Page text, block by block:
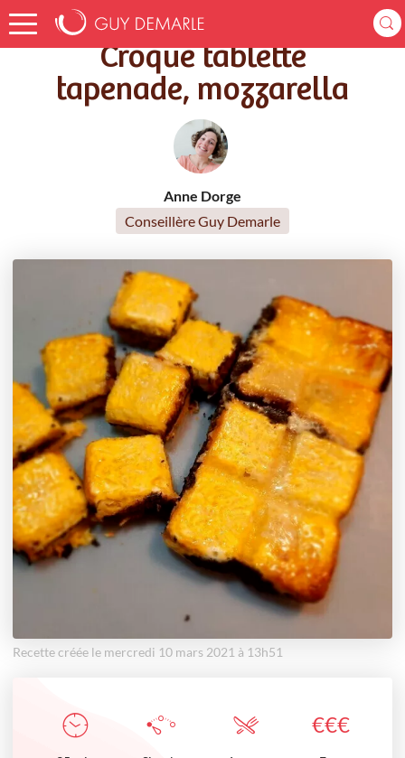
Accueil Recettes Croque tablette tapenade, mozzarella
Croque tablette
tapenade, mozzarella
Anne Dorge
Conseillère Guy Demarle
Recette créée le mercredi 10 mars 2021 à 13h51
€€€